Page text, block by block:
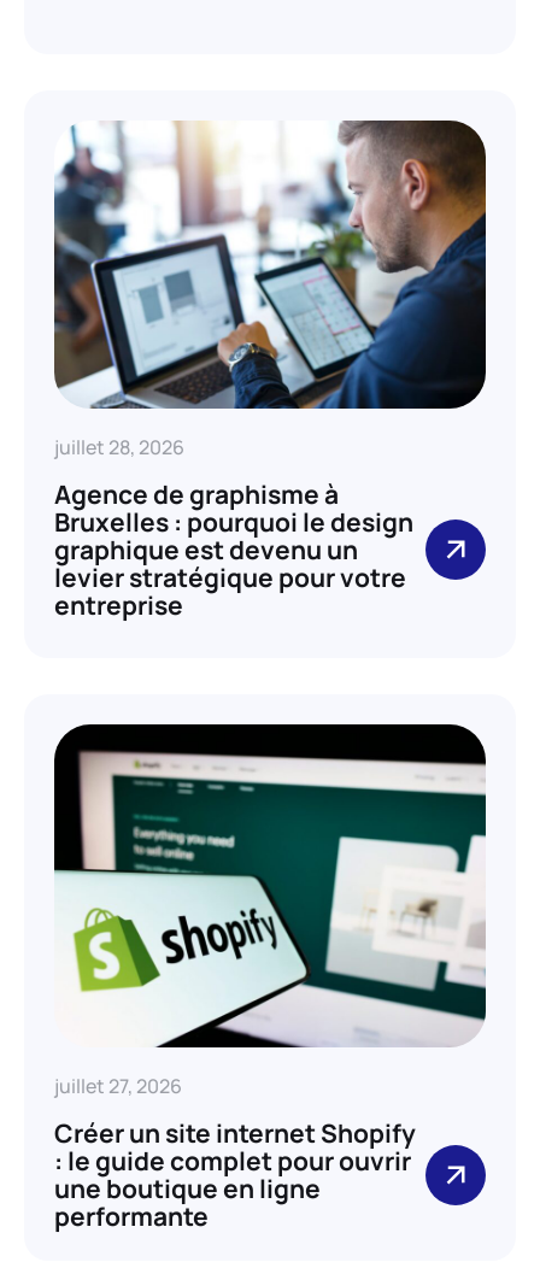
juillet 28, 2026
Agence de graphisme à
Bruxelles : pourquoi le design
graphique est devenu un
levier stratégique pour votre
entreprise
juillet 27, 2026
Créer un site internet Shopify
: le guide complet pour ouvrir
une boutique en ligne
performante